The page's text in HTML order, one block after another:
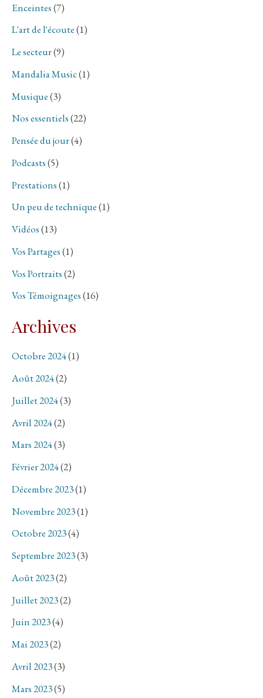
Enceintes(7)
L'art de l'écoute(1)
Le secteur(9)
Mandalia Music(1)
Musique(3)
Nos essentiels(22)
Pensée du jour(4)
Podcasts(5)
Prestations(1)
Un peu de technique(1)
Vidéos(13)
Vos Partages(1)
Vos Portraits(2)
Vos Témoignages(16)
Archives
Octobre 2024(1)
Août 2024(2)
Juillet 2024(3)
Avril 2024(2)
Mars 2024(3)
Février 2024(2)
Décembre 2023(1)
Novembre 2023(1)
Octobre 2023(4)
Septembre 2023(3)
Août 2023(2)
Juillet 2023(2)
Juin 2023(4)
Mai 2023(2)
Avril 2023(3)
Mars 2023(5)